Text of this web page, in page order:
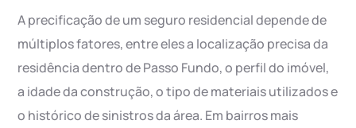
A precificação de um seguro residencial depende de
múltiplos fatores, entre eles a localização precisa da
residência dentro de Passo Fundo, o perfil do imóvel,
a idade da construção, o tipo de materiais utilizados e
o histórico de sinistros da área. Em bairros mais